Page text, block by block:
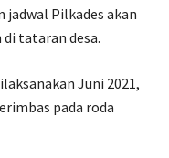
jadwal Pilkades akan
tataran desa.
Juni 2021,
pada roda